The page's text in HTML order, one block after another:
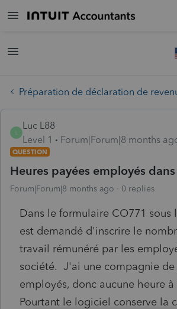
Préparation de déclaration de
Luc L88
Level 1
Forum|Forum|8 months
QUESTION
Heures payées employés
Forum|Forum|8 months ago 0 replies
Dans le formulaire CO771 sous
est demandé d'inscrire le
travail rémunéré par les
société. J'ai une compagnie de
employés, donc aucune heure à
Pourtant le logiciel conserve la